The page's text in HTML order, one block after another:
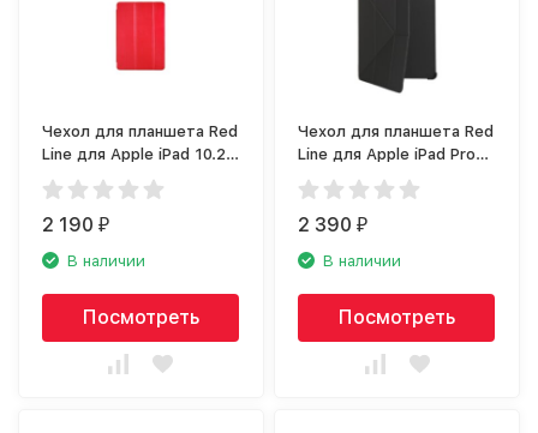
Чехол для планшета Red
Line для Apple iPad 10.2
(2019), красный
2 190₽
В наличии
Посмотреть
Чехол для планшета Red
Line для Apple iPad Pro
11 (2020), черный
2 390₽
В наличии
Посмотреть